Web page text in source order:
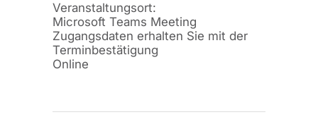
Veranstaltungsort:
Microsoft Teams Meeting
Zugangsdaten erhalten Sie mit der
Terminbestätigung
Online